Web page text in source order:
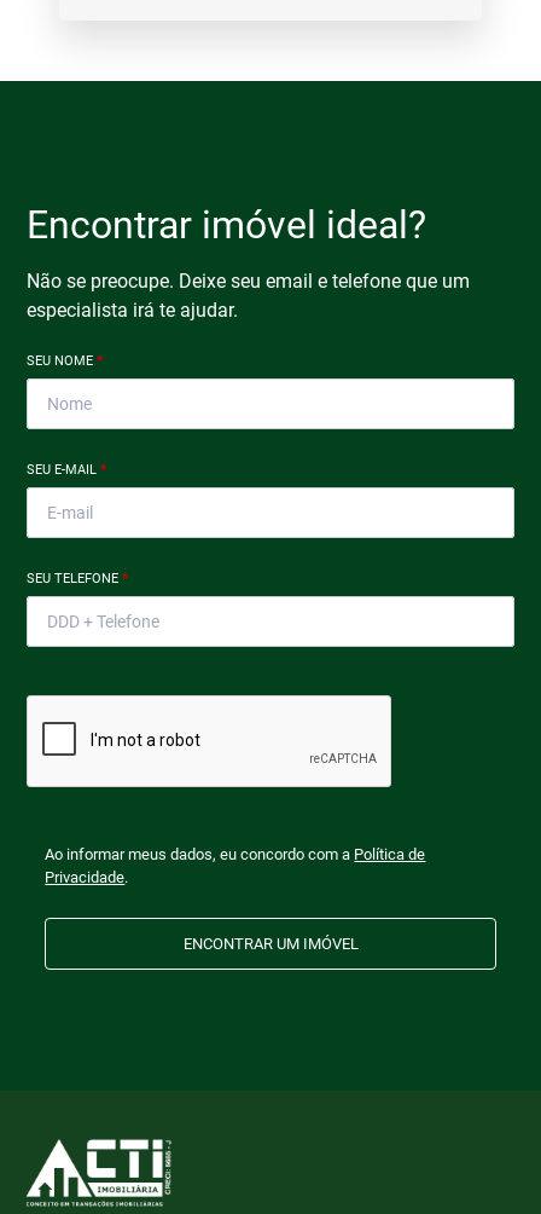
Encontrar imóvel ideal?
Não se preocupe. Deixe seu email e telefone que um
especialista irá te ajudar.
SEU NOME*
SEU E-MAIL*
SEU TELEFONE*
Ao informar meus dados, eu concordo com a Política de
Privacidade.
ENCONTRAR UM IMÓVEL